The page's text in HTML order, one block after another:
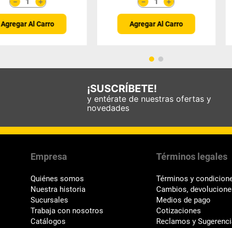
Agregar Al Carro Agregar Al Carro
¡SUSCRÍBETE!
y entérate de nuestras ofertas y
novedades
Empresa
Quiénes somos
Nuestra historia
Sucursales
Trabaja con nosotros
Catálogos
Términos legales
Términos y
Cambios,
Medios de pago
Cotizaciones
Reclamos y